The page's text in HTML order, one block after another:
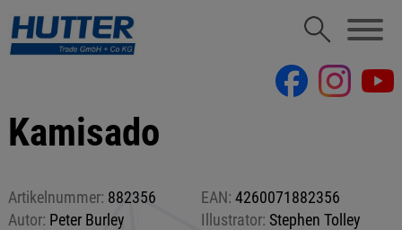
Kamisado
Artikelnummer: 882356 EAN: 4260071882356
Autor: Peter Burley Illustrator: Stephen Tolley